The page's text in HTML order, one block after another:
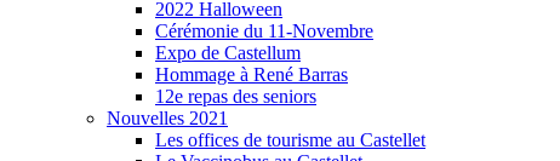
2022 Halloween
Cérémonie du 11-Novembre
Expo de Castellum
Hommage à René Barras
12e repas des seniors
Nouvelles 2021
Les offices de tourisme au Castellet